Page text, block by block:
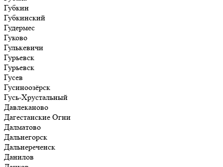
Губкин
Губкинский
Гудермес
Гуково
Гулькевичи
Гурьевск
Гурьевск
Гусев
Гусиноозёрск
Гусь-Хрустальный
Давлеканово
Дагестанские Огни
Далматово
Дальнегорск
Дальнереченск
Данилов